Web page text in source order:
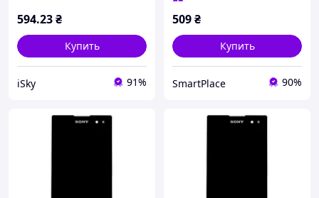
594.23₴
Купить
iSky 91%
509₴
Купить
SmartPlace 90%